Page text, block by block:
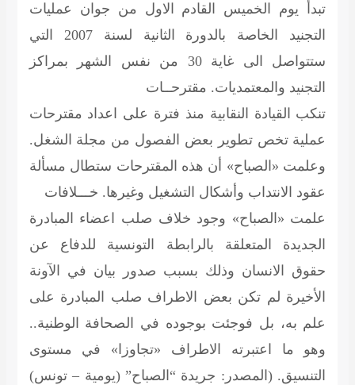
تبدأ يوم الخميس القادم الاول من جوان عمليات
التجنيد الخاصة بالدورة الثانية لسنة 2007 التي
ستتواصل الى غاية 30 من نفس الشهر بمراكز
التجنيد والمعتمديات. مقترحــات
تنكب القيادة النقابية منذ فترة على اعداد مقترحات
عملية تخص تطوير بعض الفصول من مجلة الشغل.
وعلمت «الصباح» أن هذه المقترحات ستطال مسألة
عقود الانتداب وأشكال التشغيل وغيرها. خـــلافات
علمت «الصباح» وجود خلاف صلب اعضاء المبادرة
الجديدة المتعلقة بالرابطة التونسية للدفاع عن
حقوق الانسان وذلك بسبب صدور بيان في الآونة
الأخيرة لم تكن بعض الاطراف صلب المبادرة على
علم به، بل فوجئت بوجوده في الصحافة الوطنية..
وهو ما اعتبرته الاطراف «تجاوزا» في مستوى
التنسيق.(المصدر: جريدة “الصباح” (يومية – تونس)